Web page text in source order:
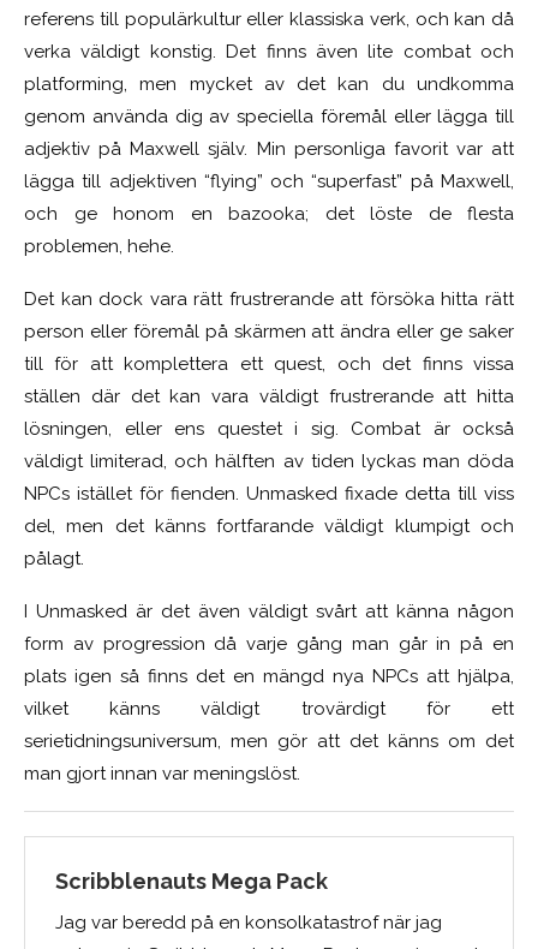
referens till populärkultur eller klassiska verk, och kan då
verka väldigt konstig. Det finns även lite combat och
platforming, men mycket av det kan du undkomma
genom använda dig av speciella föremål eller lägga till
adjektiv på Maxwell själv. Min personliga favorit var att
lägga till adjektiven “flying” och “superfast” på Maxwell,
och ge honom en bazooka; det löste de flesta
problemen, hehe.
Det kan dock vara rätt frustrerande att försöka hitta rätt
person eller föremål på skärmen att ändra eller ge saker
till för att komplettera ett quest, och det finns vissa
ställen där det kan vara väldigt frustrerande att hitta
lösningen, eller ens questet i sig. Combat är också
väldigt limiterad, och hälften av tiden lyckas man döda
NPCs istället för fienden. Unmasked fixade detta till viss
del, men det känns fortfarande väldigt klumpigt och
pålagt.
I Unmasked är det även väldigt svårt att känna någon
form av progression då varje gång man går in på en
plats igen så finns det en mängd nya NPCs att hjälpa,
vilket känns väldigt trovärdigt för ett
serietidningsuniversum, men gör att det känns om det
man gjort innan var meningslöst.
Scribblenauts Mega Pack
Jag var beredd på en konsolkatastrof när jag